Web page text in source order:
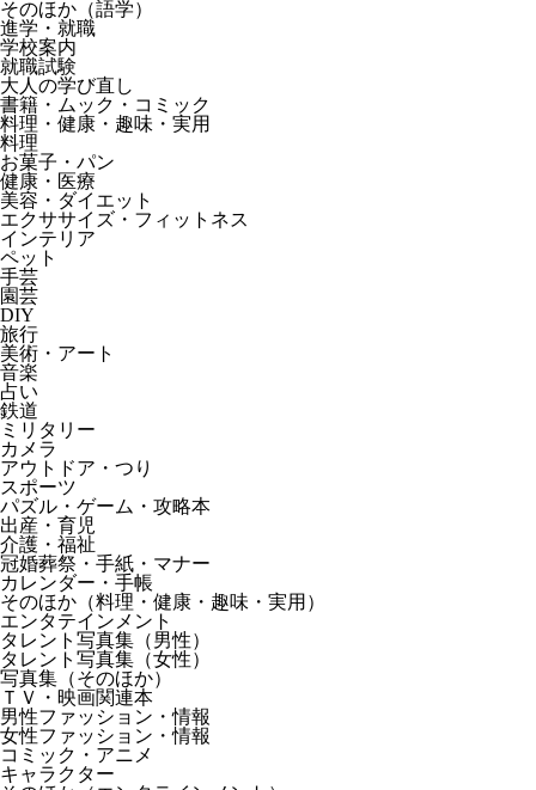
そのほか（語学）
進学・就職
学校案内
就職試験
大人の学び直し
書籍・ムック・コミック
料理・健康・趣味・実用
料理
お菓子・パン
健康・医療
美容・ダイエット
エクササイズ・フィットネス
インテリア
ペット
手芸
園芸
DIY
旅行
美術・アート
音楽
占い
鉄道
ミリタリー
カメラ
アウトドア・つり
スポーツ
パズル・ゲーム・攻略本
出産・育児
介護・福祉
冠婚葬祭・手紙・マナー
カレンダー・手帳
そのほか（料理・健康・趣味・実用）
エンタテインメント
タレント写真集（男性）
タレント写真集（女性）
写真集（そのほか）
ＴＶ・映画関連本
男性ファッション・情報
女性ファッション・情報
コミック・アニメ
キャラクター